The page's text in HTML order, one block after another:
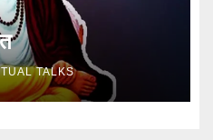
TALKS